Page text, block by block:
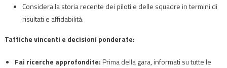
Considera la storia recente dei piloti e delle squadre in termini di
risultati e affidabilità.
Tattiche vincenti e decisioni ponderate:
Fai ricerche approfondite:Prima della gara, informati su tutte le